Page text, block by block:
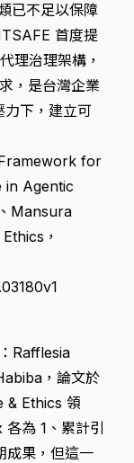
已不足以保障
首度提
理治理架構，
，是台灣企業
下，建立可
for
in Agentic
Mansura
，
Rafflesia
，論文於
& Ethics 領
為 1、累計引
成果，但這一